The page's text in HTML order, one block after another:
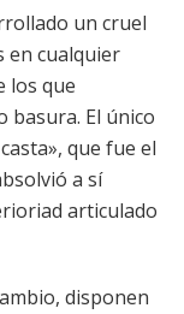
un cruel
en cualquier
los que
basura. El único
que fue el
a sí
articulado
disponen